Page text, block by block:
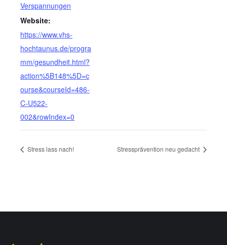
Verspannungen
Website:
https://www.vhs-
hochtaunus.de/progra
mm/gesundheit.html?
action%5B148%5D=c
ourse&courseId=486-
C-U522-
002&rowIndex=0
Stress lass nach! Stressprävention neu gedacht